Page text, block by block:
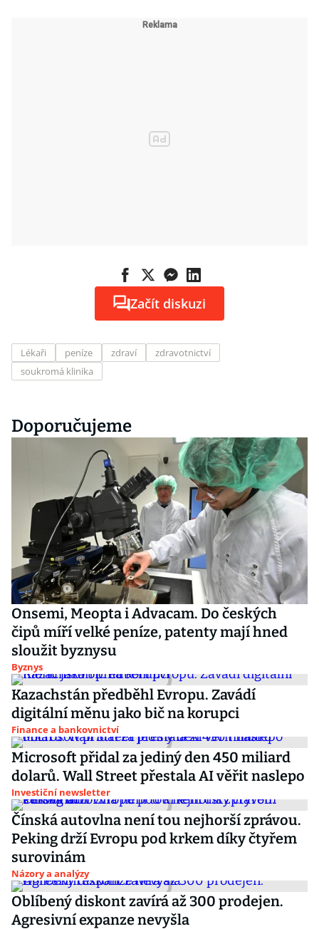
Začít diskuzi
Lékaři peníze zdraví
zdravotnictví
soukromá klinika
Doporučujeme
Onsemi, Meopta i Advacam. Do českých
čipů míří velké peníze, patenty mají hned
sloužit byznysu
Byznys
Kazachstán předběhl Evropu. Zavádí
digitální měnu jako bič na korupci
Finance a bankovnictví
Microsoft přidal za jediný den 450 miliard
dolarů. Wall Street přestala AI věřit naslepo
Investiční newsletter
Čínská autovlna není tou nejhorší zprávou.
Peking drží Evropu pod krkem díky čtyřem
surovinám
Názory a analýzy
Oblíbený diskont zavírá až 300 prodejen.
Agresivní expanze nevyšla